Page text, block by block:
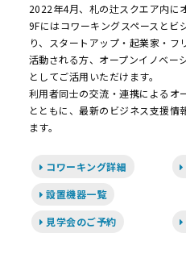
2022年4月、札の辻スクエア内に
9Fにはコワーキングスペースとビ
り、スタートアップ・起業家・
活動される方、オープンイノベー
としてご活用いただけます。
利用者同士の交流・連携によるオ
とともに、最新のビジネス支援情
ます。
コワーキング詳細
設置機器一覧
見学会のご予約